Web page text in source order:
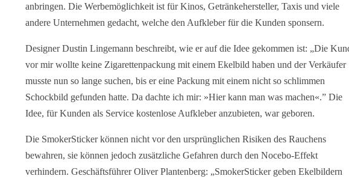
anbringen. Die Werbemöglichkeit ist für Kinos, Getränkehersteller, Taxis und viele
andere Unternehmen gedacht, welche den Aufkleber für die Kunden sponsern.
Designer Dustin Lingemann beschreibt, wie er auf die Idee gekommen ist: „Die
vor mir wollte keine Zigarettenpackung mit einem Ekelbild haben und der Verkäufer
musste nun so lange suchen, bis er eine Packung mit einem nicht so schlimmen
Schockbild gefunden hatte. Da dachte ich mir: »Hier kann man was machen«.” Die
Idee, für Kunden als Service kostenlose Aufkleber anzubieten, war geboren.
Die SmokerSticker können nicht vor den ursprünglichen Risiken des Rauchens
bewahren, sie können jedoch zusätzliche Gefahren durch den Nocebo-Effekt
verhindern. Geschäftsführer Oliver Plantenberg: „SmokerSticker geben Ekelbildern